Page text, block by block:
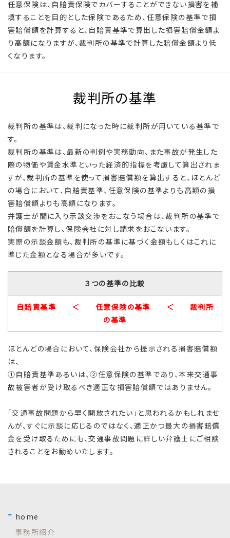
任意保険は、自賠責保険でカバーすることができない損害を補
填することを目的とした保険であるため、任意保険の基準で損
害賠償額を計算すると、自賠責基準で算出した損害賠償金額よ
り高額になりますが、裁判所の基準で計算した賠償金額より低
くなります。
裁判所の基準
裁判所の基準は、裁判になった時に裁判所が用いている基準で
す。
裁判所の基準は、最新の判例や実務動向、また事故が発生した
際の物価や賃金水準といった経済的指標を考慮して算出されま
すが、裁判所の基準を使って損害賠償額を算出すると、ほとんど
の場合において、自賠責基準、任意保険の基準よりも高額の損
害賠償額よりも高額になります。
弁護士が間に入り示談交渉をおこなう場合は、裁判所の基準で
賠償額を計算し、保険会社に対し請求をおこないます。
実際の示談金額も、裁判所の基準に基づく金額もしくはこれに
準じた金額となる場合が多いです。
３つの基準の比較
自賠責基準 ＜ 任意保険の基準 ＜ 裁判所
の基準
ほとんどの場合において、保険会社から提示される損害賠償額
は、
①自賠責基準あるいは、②任意保険の基準であり、本来交通事
故被害者が受け取るべき適正な損害賠償額ではありません。
「交通事故問題から早く開放されたい」と思われるかもしれませ
んが、すぐに示談に応じるのではなく、適正かつ最大の損害賠償
金を受け取るためにも、交通事故問題に詳しい弁護士にご相談
されることをお勧めいたします。
home
事務所紹介